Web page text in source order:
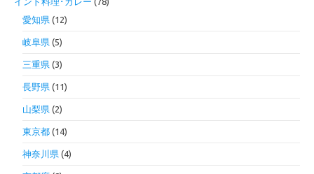
愛知県 (12)
岐阜県 (5)
三重県 (3)
長野県 (11)
山梨県 (2)
東京都 (14)
神奈川県 (4)